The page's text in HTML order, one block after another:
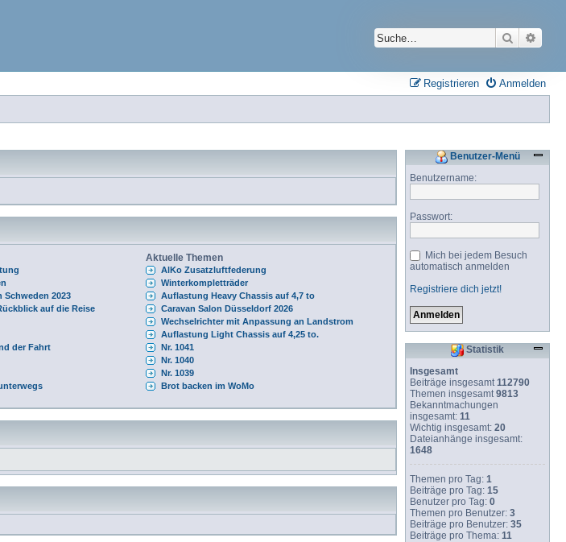
Suche
Anmelden
Registrieren
Aktuelle Themen
Schweden 2023
auf die Reise
der Fahrt
AlKo Zusatzluftfederung
Winterkompletträder
Auflastung Heavy Chassis auf 4,7 to
Caravan Salon Düsseldorf 2026
Wechselrichter mit Anpassung an Landstrom
Auflastung Light Chassis auf 4,25 to.
Nr. 1041
Nr. 1040
Nr. 1039
Brot backen im WoMo
Benutzer-Menü
Benutzername:
Passwort:
Mich bei jedem Besuch
automatisch anmelden
Registriere dich jetzt!
Statistik
Insgesamt
Beiträge insgesamt112790
Themen insgesamt9813
Bekanntmachungen
insgesamt: 11
Wichtig insgesamt: 20
Dateianhänge insgesamt:
1648
Themen pro Tag: 1
Beiträge pro Tag: 15
Benutzer pro Tag: 0
Themen pro Benutzer: 3
Beiträge pro Benutzer: 35
Beiträge pro Thema: 11